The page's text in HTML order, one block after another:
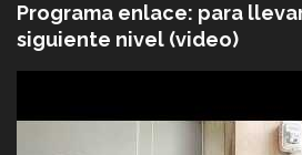
Programa enlace: para
siguiente nivel (video)